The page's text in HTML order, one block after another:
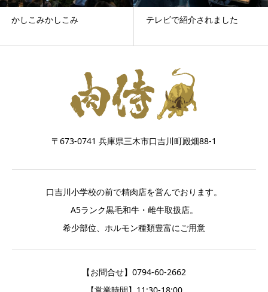
かしこみかしこみ テレビで紹介されました
〒673-0741 兵庫県三木市口吉川町殿畑88-1
口吉川小学校の前で精肉店を営んでおります。
A5ランク黒毛和牛・雌牛取扱店。
希少部位、ホルモン種類豊富にご用意
【お問合せ】0794-60-2662